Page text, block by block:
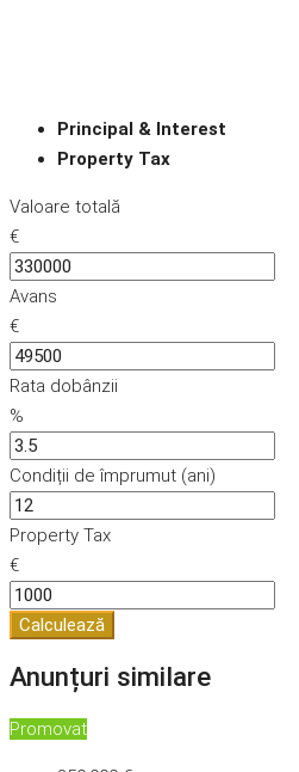
Principal & Interest
Property Tax
Valoare totală
€
Avans
€
Rata dobânzii
%
Condiții de împrumut (ani)
Property Tax
€
Calculează
Anunțuri similare
Promovat